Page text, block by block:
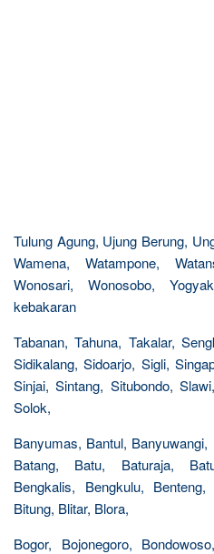
Tulung Agung, Ujung Berung,
Wamena, Watampone,
Wonosari, Wonosobo,
kebakaran
Tabanan, Tahuna, Takalar,
Sidikalang, Sidoarjo, Sigli,
Sinjai, Sintang, Situbondo,
Solok,
Banyumas, Bantul,
Batang, Batu, Baturaja,
Bengkalis, Bengkulu,
Bitung, Blitar, Blora,
Bogor, Bojonegoro,